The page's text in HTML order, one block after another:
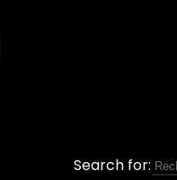
Search for: